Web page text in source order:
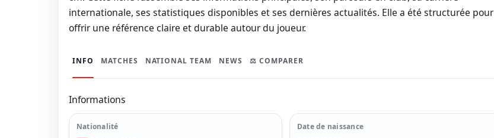
internationale, ses statistiques disponibles et ses dernières actualités. Elle a été structurée pour
offrir une référence claire et durable autour du joueur.
INFO MATCHES NATIONAL TEAM NEWS ⚖️ COMPARER
Informations
Nationalité Date de naissance